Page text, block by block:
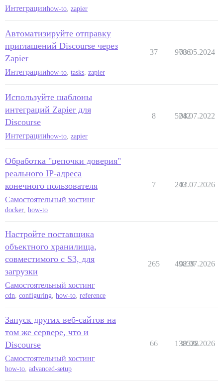
Интеграцииhow-to zapier
Автоматизируйте отправку
приглашений Discourse через
Zapier
Интеграцииhow-to tasks zapier
37 9786
03.05.2024
Используйте шаблоны
интеграций Zapier для
Discourse
Интеграцииhow-to zapier
8 5242
08.07.2022
Обработка "цепочки доверия"
реального IP-адреса
конечного пользователя
Самостоятельный хостинг
docker, how-to
7 243
02.07.2026
Настройте поставщика
объектного хранилища,
совместимого с S3, для
загрузки
Самостоятельный хостинг
cdn, configuring, how-to, reference
265 49839
02.07.2026
Запуск других веб-сайтов на
том же сервере, что и
Discourse
Самостоятельный хостинг
how-to, advanced-setup
66 138528
30.06.2026